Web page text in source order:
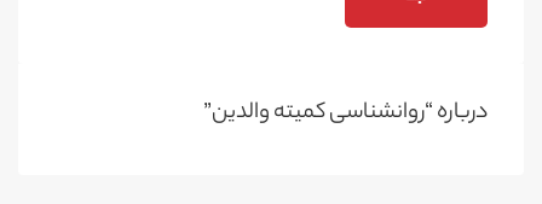
درباره “روانشناسی کمیته والدین”